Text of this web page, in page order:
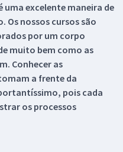
uma excelente maneira de
Os nossos cursos são
por um corpo
muito bem como as
Conhecer as
a frente da
pois cada
os processos